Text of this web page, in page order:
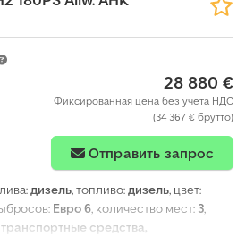
28 880 €
Фиксированная цена без учета НДС
(34 367 € брутто)
Отправить запрос
дизель, топливо:дизель, цвет:
Евро 6, количество мест: 3,
средства,